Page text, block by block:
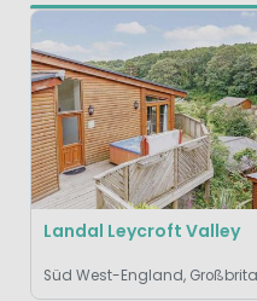
Landal Leycroft Valley